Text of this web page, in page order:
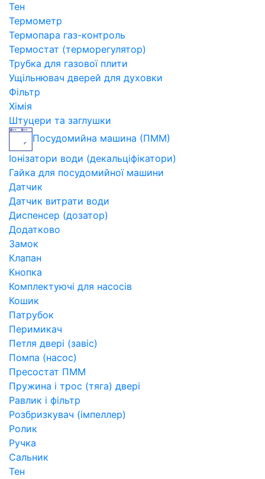
Тен
Термометр
Термопара газ-контроль
Термостат (терморегулятор)
Трубка для газової плити
Ущільнювач дверей для духовки
Фільтр
Хімія
Штуцери та заглушки
Посудомийна машина (ПММ)
Іонізатори води (декальціфікатори)
Гайка для посудомийної машини
Датчик
Датчик витрати води
Диспенсер (дозатор)
Додатково
Замок
Клапан
Кнопка
Комплектуючі для насосів
Кошик
Патрубок
Перимикач
Петля двері (завіс)
Помпа (насос)
Пресостат ПММ
Пружина і трос (тяга) двері
Равлик і фільтр
Розбризкувач (імпеллер)
Ролик
Ручка
Сальник
Тен